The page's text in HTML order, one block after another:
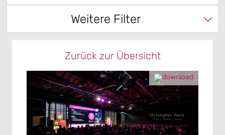
Weitere Filter
Zurück zur Übersicht